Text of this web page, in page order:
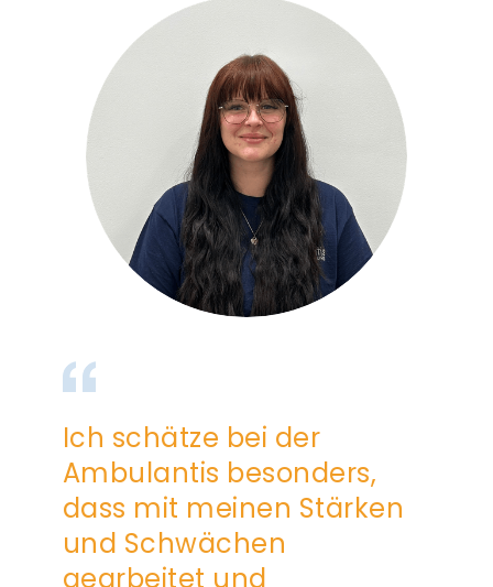
Hier gibt es so viele nette
Kollegen und Kolleginnen.
Das Team ist wirklich
einzigartig.
Angela Sol